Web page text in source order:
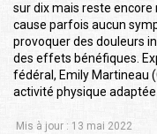
sur dix mais reste encore
cause parfois aucun
provoquer des douleurs
des effets bénéfiques.
fédéral, Emily Martineau
activité physique
Mis à jour : 13 mai 2022